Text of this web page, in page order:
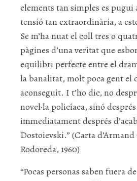
elements tan simples es
tensió tan extraordinària, a
Se m’ha nuat el coll tres o
pàgines d’una veritat que
equilibri perfecte entre el
la banalitat, molt poca gent el
aconseguit. I t’ho dic, no
novel·la policíaca, sinó
immediatament després
Dostoievski.” (Carta
Rodoreda, 1960)
“Pocas personas saben fuera